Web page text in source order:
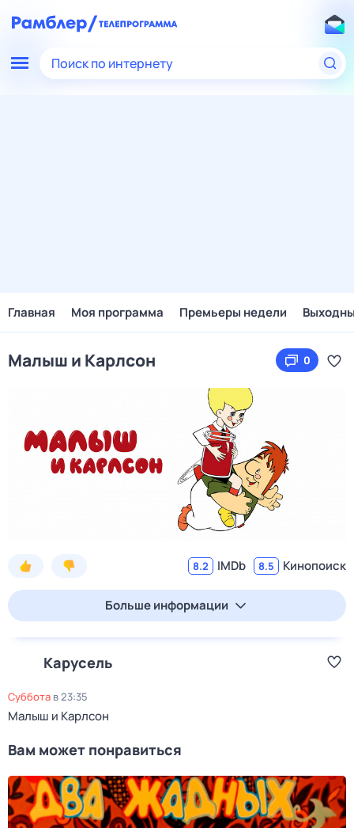
Поиск по интернету
Главная Моя программа Премьеры недели
Малыш и Карлсон 0
8.2 IMDb 8.5 Кинопоиск
Больше информации
Карусель
суббота в23:35
Малыш и Карлсон
Вам может понравиться